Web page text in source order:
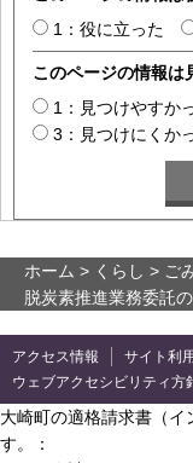
1：役に立った
このページの情報は
1：見つけやすか
3：見つけにくか
ホーム > くらし > ご
脱炭素推進業務委託
アクセス情報 サイト利
ウェブアクセシビリティ方
大崎町の適格請求書（
す。：